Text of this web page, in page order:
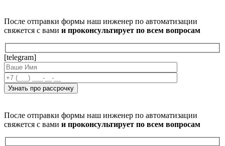
После отправки формы наш инженер по автоматизации
свяжется с вами и проконсультирует по всем вопросам
[telegram]
После отправки формы наш инженер по автоматизации
свяжется с вами и проконсультирует по всем вопросам